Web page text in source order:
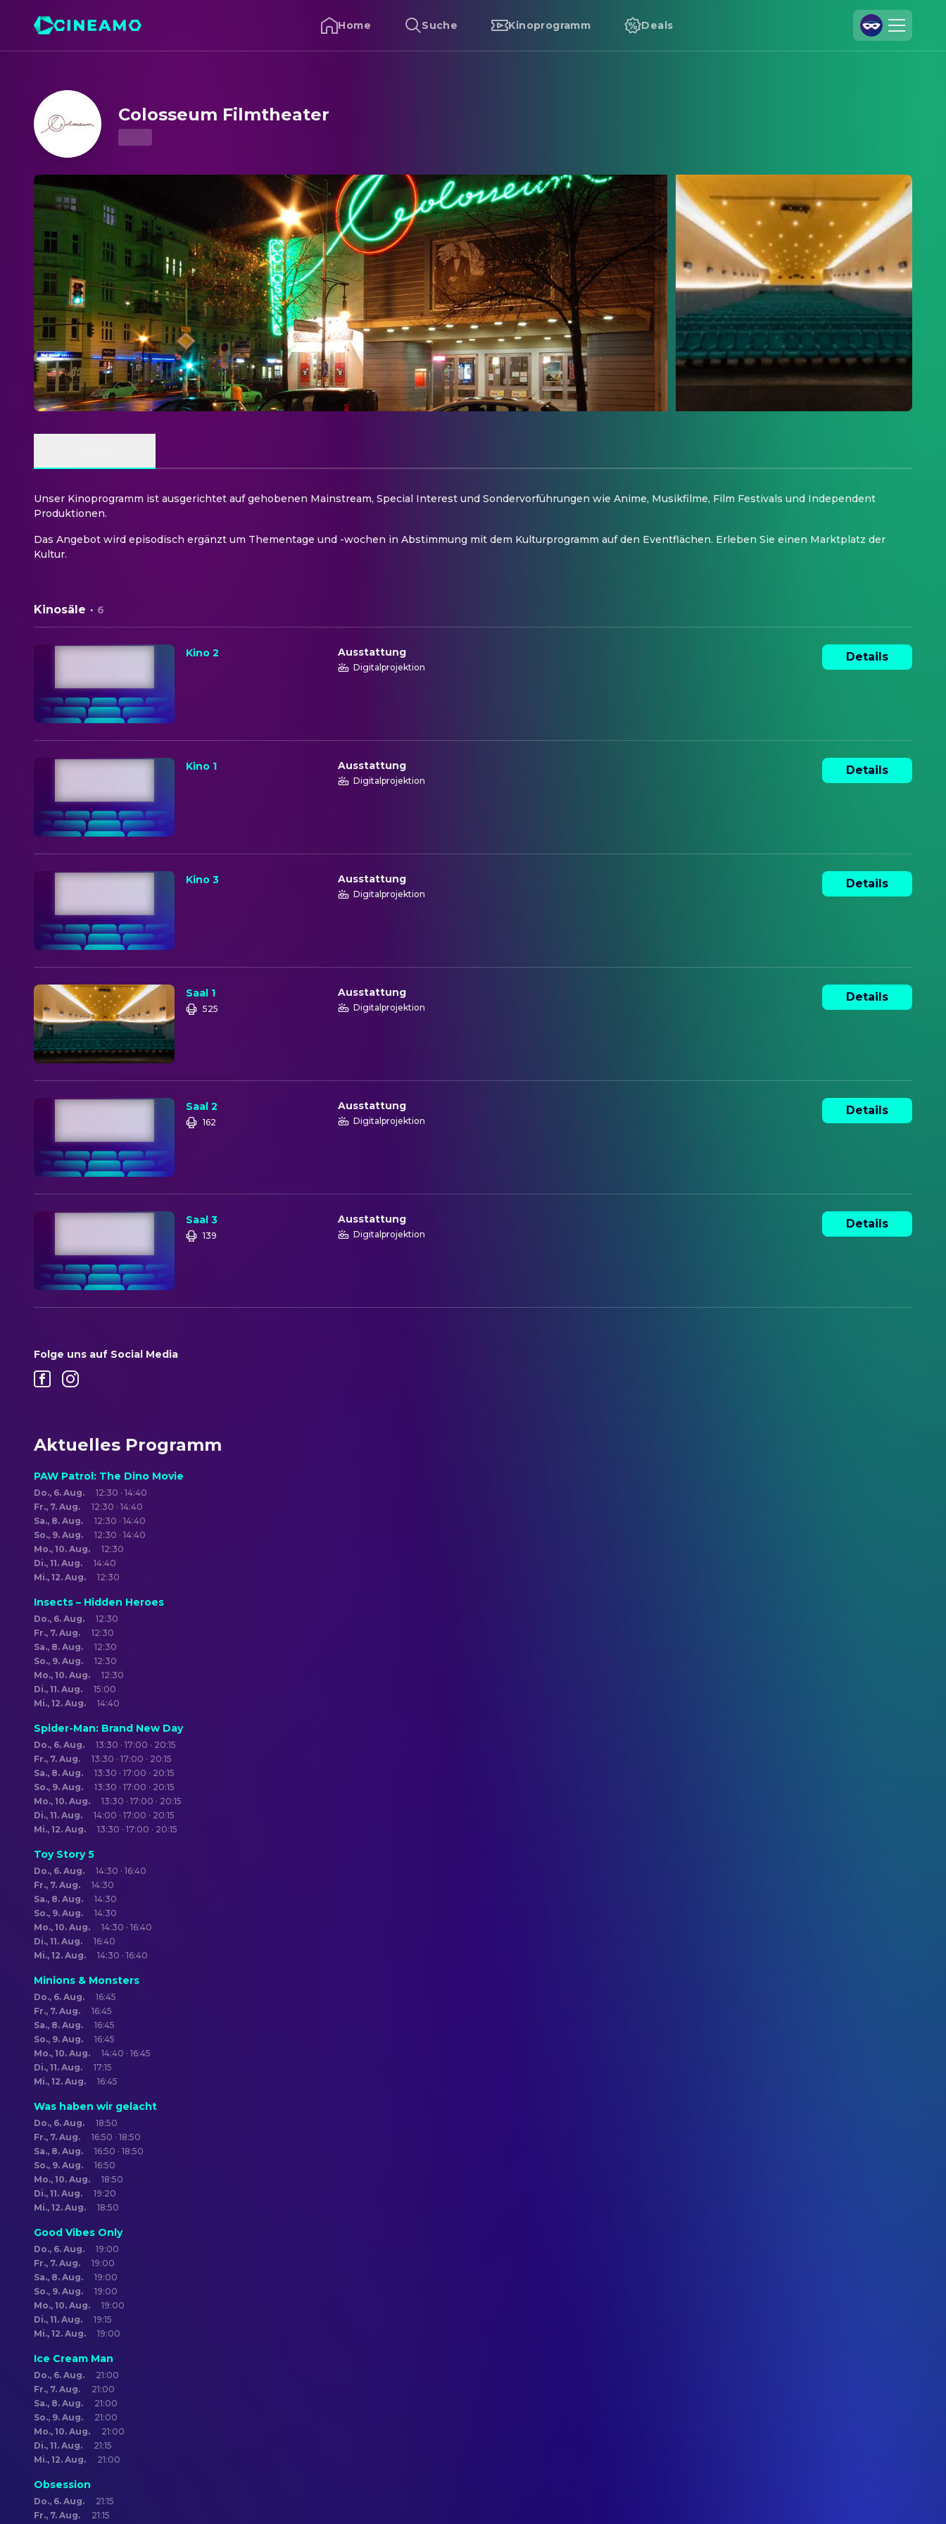
Home Suche Kinoprogramm Deals
Datenschutzeinstellungen
Colosseum Filmtheater
Unser Kinoprogramm ist ausgerichtet auf gehobenen Mainstream, Special Interest und Sondervorführungen wie Anime, Musikfilme, Film Festivals und Independent
Produktionen.
Das Angebot wird episodisch ergänzt um Thementage und -wochen in Abstimmung mit dem Kulturprogramm auf den Eventflächen. Erleben Sie einen Marktplatz der
Kultur.
Kinosäle · 6
Kino 2 Ausstattung
Digitalprojektion
Details
Kino 1 Ausstattung
Digitalprojektion
Details
Kino 3 Ausstattung
Digitalprojektion
Details
Saal 1
525
Ausstattung
Digitalprojektion
Details
Saal 2
162
Ausstattung
Digitalprojektion
Details
Saal 3
139
Ausstattung
Digitalprojektion
Details
Folge uns auf Social Media
Aktuelles Programm
PAW Patrol: The Dino Movie
Do., 6. Aug.
12:30 · 14:40
Fr., 7. Aug.
12:30 · 14:40
Sa., 8. Aug.
12:30 · 14:40
So., 9. Aug.
12:30 · 14:40
Mo., 10. Aug.
12:30
Di., 11. Aug.
14:40
Mi., 12. Aug.
12:30
Insects – Hidden Heroes
Do., 6. Aug.
12:30
Fr., 7. Aug.
12:30
Sa., 8. Aug.
12:30
So., 9. Aug.
12:30
Mo., 10. Aug.
12:30
Di., 11. Aug.
15:00
Mi., 12. Aug.
14:40
Spider-Man: Brand New Day
Do., 6. Aug.
13:30 · 17:00 · 20:15
Fr., 7. Aug.
13:30 · 17:00 · 20:15
Sa., 8. Aug.
13:30 · 17:00 · 20:15
So., 9. Aug.
13:30 · 17:00 · 20:15
Mo., 10. Aug.
13:30 · 17:00 · 20:15
Di., 11. Aug.
14:00 · 17:00 · 20:15
Mi., 12. Aug.
13:30 · 17:00 · 20:15
Toy Story 5
Do., 6. Aug.
14:30 · 16:40
Fr., 7. Aug.
14:30
Sa., 8. Aug.
14:30
So., 9. Aug.
14:30
Mo., 10. Aug.
14:30 · 16:40
Di., 11. Aug.
16:40
Mi., 12. Aug.
14:30 · 16:40
Minions & Monsters
Do., 6. Aug.
16:45
Fr., 7. Aug.
16:45
Sa., 8. Aug.
16:45
So., 9. Aug.
16:45
Mo., 10. Aug.
14:40 · 16:45
Di., 11. Aug.
17:15
Mi., 12. Aug.
16:45
Was haben wir gelacht
Do., 6. Aug.
18:50
Fr., 7. Aug.
16:50 · 18:50
Sa., 8. Aug.
16:50 · 18:50
So., 9. Aug.
16:50
Mo., 10. Aug.
18:50
Di., 11. Aug.
19:20
Mi., 12. Aug.
18:50
Good Vibes Only
Do., 6. Aug.
19:00
Fr., 7. Aug.
19:00
Sa., 8. Aug.
19:00
So., 9. Aug.
19:00
Mo., 10. Aug.
19:00
Di., 11. Aug.
19:15
Mi., 12. Aug.
19:00
Ice Cream Man
Do., 6. Aug.
21:00
Fr., 7. Aug.
21:00
Sa., 8. Aug.
21:00
So., 9. Aug.
21:00
Mo., 10. Aug.
21:00
Di., 11. Aug.
21:15
Mi., 12. Aug.
21:00
Obsession
Do., 6. Aug.
21:15
Fr., 7. Aug.
21:15